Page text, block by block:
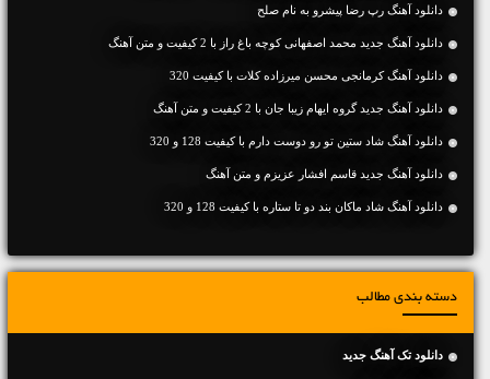
دانلود آهنگ رپ رضا پیشرو به نام صلح
دانلود آهنگ جديد محمد اصفهانی کوچه باغ راز با 2 کیفیت و متن آهنگ
دانلود آهنگ کرمانجی محسن میرزاده کلات با کیفیت 320
دانلود آهنگ جديد گروه ایهام زیبا جان با 2 کیفیت و متن آهنگ
دانلود آهنگ شاد ستین تو رو دوست دارم با کیفیت 128 و 320
دانلود آهنگ جديد قاسم افشار عزیزم و متن آهنگ
دانلود آهنگ شاد ماکان بند دو تا ستاره با کیفیت 128 و 320
دسته بندی مطالب
دانلود تک آهنگ جدید